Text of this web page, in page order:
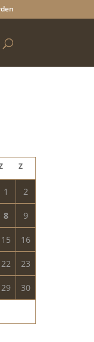
Z
1 2
8 9
15 16
22 23
29 30